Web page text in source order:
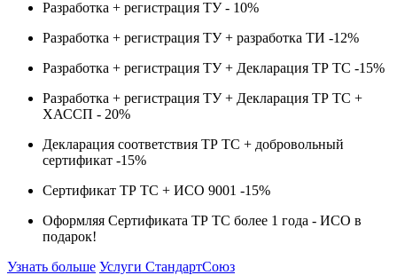
Разработка + регистрация ТУ - 10%
Разработка + регистрация ТУ + разработка ТИ -12%
Разработка + регистрация ТУ + Декларация ТР ТС -15%
Разработка + регистрация ТУ + Декларация ТР ТС +
ХАССП - 20%
Декларация соответствия ТР ТС + добровольный
сертификат -15%
Сертификат ТР ТС + ИСО 9001 -15%
Оформляя Сертификата ТР ТС более 1 года - ИСО в
подарок!
Узнать больше Услуги СтандартСоюз